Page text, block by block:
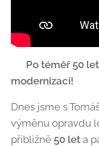
Po téměř 50
modernizaci!
Dnes jsme s
výměnu opravdu
přibližně 50 let a